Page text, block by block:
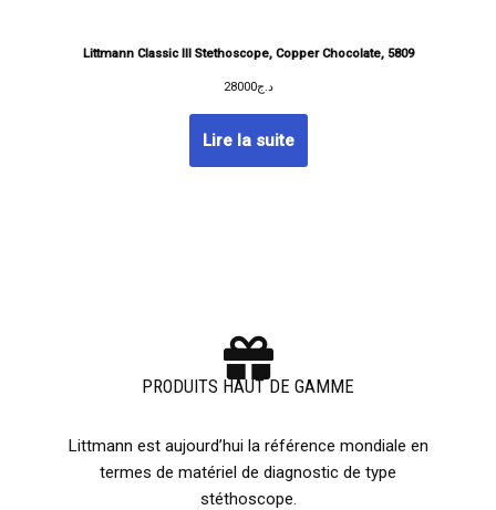
Littmann Classic III Stethoscope, Copper Chocolate, 5809
د.ج28000
Lire la suite
PRODUITS HAUT DE GAMME
Littmann est aujourd’hui la référence mondiale en
termes de matériel de diagnostic de type
stéthoscope.